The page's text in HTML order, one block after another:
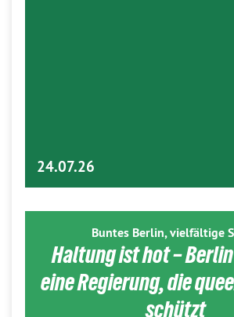
24.07.26
Buntes Berlin, vielfältige
Haltung ist hot –
eine Regierung, die
schützt